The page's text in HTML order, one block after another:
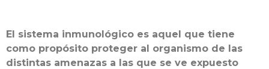
El sistema inmunológico es aquel que tiene
como propósito proteger al organismo de las
distintas amenazas a las que se ve expuesto